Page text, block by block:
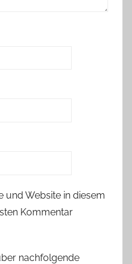
und Website in diesem
Kommentar
nachfolgende